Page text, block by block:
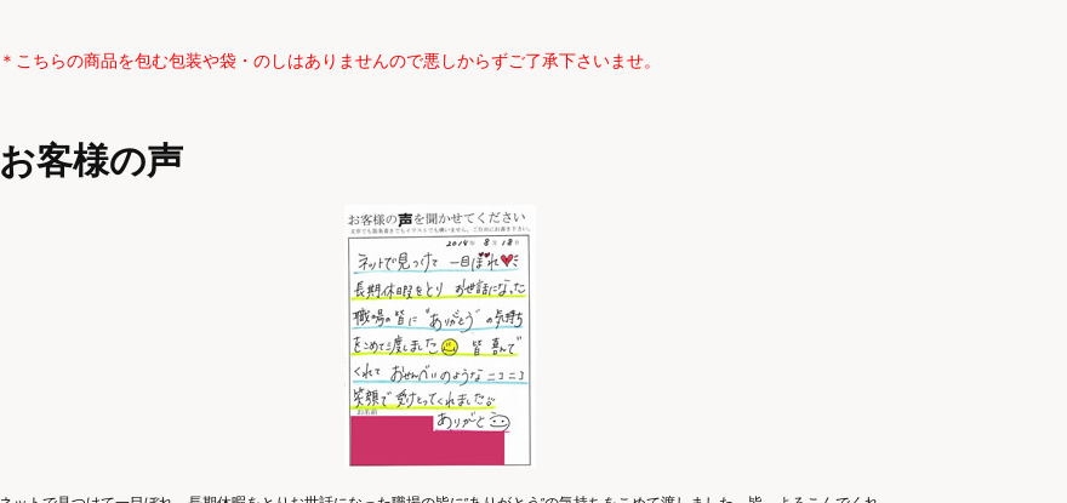
＊こちらの商品を包む包装や袋・のしはありませんので悪しからずご了承下さいませ。
お客様の声